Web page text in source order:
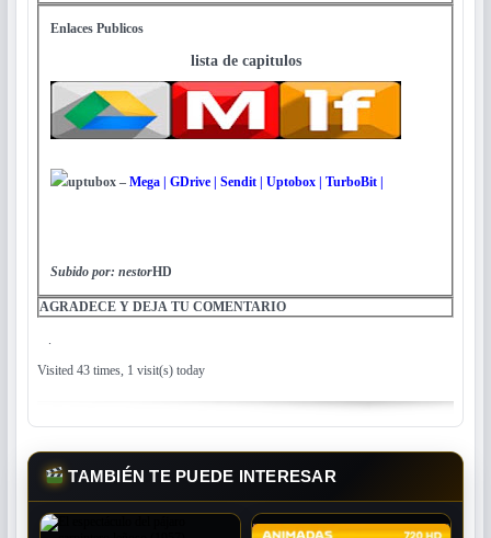
Enlaces Publicos
lista de capitulos
uptubox – Mega | GDrive | Sendit | Uptobox | TurboBit |
Subido por: nestorHD
AGRADECE Y DEJA TU COMENTARIO
Visited 43 times, 1 visit(s) today
TAMBIÉN TE PUEDE INTERESAR